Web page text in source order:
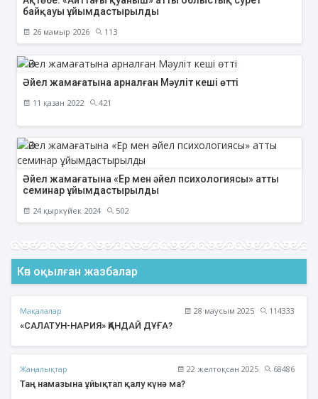
байқауы ұйымдастырылды
26 мамыр 2026 113
Әйел жамағатына арналған Мәуліт кеші өтті
11 қазан 2022 421
Әйел жамағатына «Ер мен әйел психологиясы» атты
семинар ұйымдастырылды
24 қыркүйек 2024 502
Көп оқылған жазбалар
Мақалалар 28 маусым 2025
114333
«САЛАТУН-НАРИЯ» ҚАНДАЙ ДҰҒА?
Жаңалықтар 22 желтоқсан 2025
68486
Таң намазына ұйықтап қалу күнә ма?